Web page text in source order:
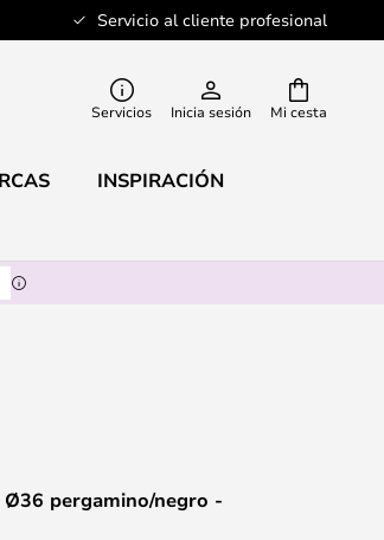
Servicio al cliente profesional
Mi cesta
Servicios Inicia sesión
INSPIRACIÓN
Ø36 pergamino/negro -